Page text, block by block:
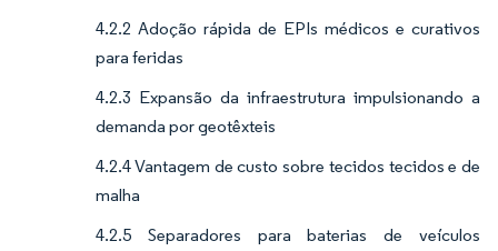
4.2.2 Adoção rápida de EPIs médicos e curativos
para feridas
4.2.3 Expansão da infraestrutura impulsionando a
demanda por geotêxteis
4.2.4 Vantagem de custo sobre tecidos tecidos e de
malha
4.2.5 Separadores para baterias de veículos